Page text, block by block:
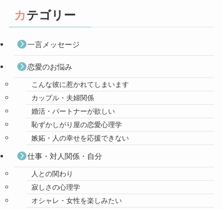
カテゴリー
一言メッセージ
恋愛のお悩み
こんな彼に惹かれてしまいます
カップル・夫婦関係
婚活・パートナーが欲しい
恥ずかしがり屋の恋愛心理学
嫉妬・人の幸せを応援できない
仕事・対人関係・自分
人との関わり
寂しさの心理学
オシャレ・女性を楽しみたい